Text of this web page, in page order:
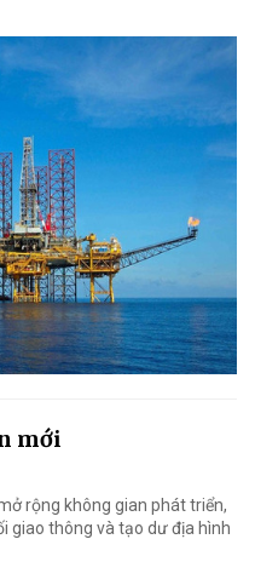
mới
rộng không gian phát triển,
giao thông và tạo dư địa hình